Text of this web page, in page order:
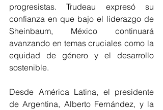
progresistas. Trudeau expresó su
confianza en que bajo el liderazgo de
Sheinbaum, México continuará
avanzando en temas cruciales como la
equidad de género y el desarrollo
sostenible.
Desde América Latina, el presidente
de Argentina, Alberto Fernández, y la